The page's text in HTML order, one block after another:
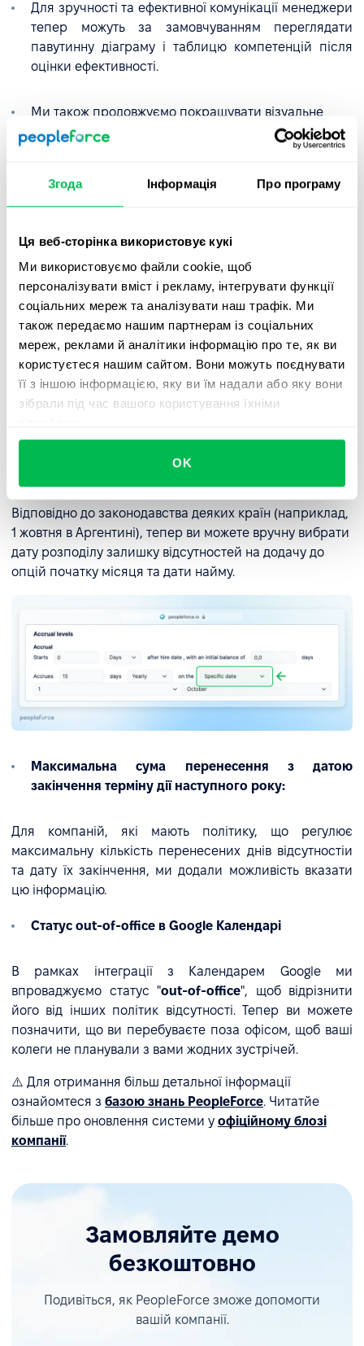
Згода Інформація Про програму
Ця веб-сторінка використовує кукі
Ми використовуємо файли cookie, щоб
персоналізувати вміст і рекламу, інтегрувати функції
соціальних мереж та аналізувати наш трафік. Ми
також передаємо нашим партнерам із соціальних
мереж, реклами й аналітики інформацію про те, як ви
користуєтеся нашим сайтом. Вони можуть поєднувати
її з іншою інформацією, яку ви їм надали або яку вони
зібрали під час вашого користування їхніми
OK
Для зручності та ефективної комунікації менеджери
тепер можуть за замовчуванням переглядати
павутинну діаграму і таблицю компетенцій після
оцінки ефективності.
Ми також продовжуємо покращувати візуальне
відображення циклу оцінки. У цьому оновленні ви
Кастомна дата для нарахування відсутностей:
Відповідно до законодавства деяких країн (наприклад,
1 жовтня в Аргентині), тепер ви можете вручну вибрати
дату розподілу залишку відсутностей на додачу до
опцій початку місяця та дати найму.
Максимальна сума перенесення з датою
закінчення терміну дії наступного року:
Для компаній, які мають політику, що регулює
максимальну кількість перенесених днів відсутностіи
та дату їх закінчення, ми додали можливість вказати
цю інформацію.
Статус out-of-office в Google Календарі
В рамках інтеграції з Календарем Google ми
впроваджуємо статус "out-of-office", щоб відрізнити
його від інших політик відсутності. Тепер ви можете
позначити, що ви перебуваєте поза офісом, щоб ваші
колеги не планували з вами жодних зустрічей.
⚠️ Для отримання більш детальної інформації
ознайомтеся з базою знань PeopleForce. Читатйе
більше про оновлення системи у офіційному блозі
компанії.
Замовляйте демо
безкоштовно
Подивіться, як PeopleForce зможе допомогти
вашій компанії.